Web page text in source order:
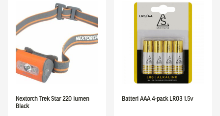
Nextorch Trek Star 220 lumen
Black
Batteri AAA 4-pack LR03 1,5v